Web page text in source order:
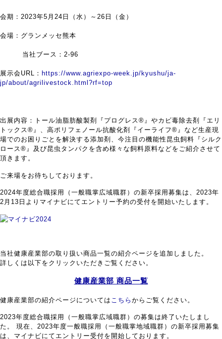
会期：2023年5月24日（水）～26日（金）
会場：グランメッセ熊本
当社ブース：2-96
展示会URL： https://www.agriexpo-week.jp/kyushu/ja-
jp/about/agrilivestock.html?rf=top
出展内容：トール油脂肪酸製剤『プログレス®』やカビ毒除去剤『エリ
トックス®』、高ポリフェノール抗酸化剤『イーライフ®』など生産現
場でのお困りごとを解決する添加剤、今注目の機能性昆虫飼料『シルク
ロース®』及び昆虫タンパクを含め様々な飼料原料などをご紹介させて
頂きます。
ご来場をお待ちしております。
2024年度総合職採用（一般職掌広域職群）の新卒採用募集は、2023年
2月13日よりマイナビにてエントリー予約の受付を開始いたします。
当社健康産業部の取り扱い商品一覧の紹介ページを追加しました。
詳しくは以下をクリックいただきご覧ください。
健康産業部 商品一覧
健康産業部の紹介ページについては こちら からご覧ください。
2023年度総合職採用（一般職掌広域職群）の募集は終了いたしまし
た。 現在、2023年度一般職採用（一般職掌地域職群）の新卒採用募集
は、マイナビにてエントリー受付を開始しております。